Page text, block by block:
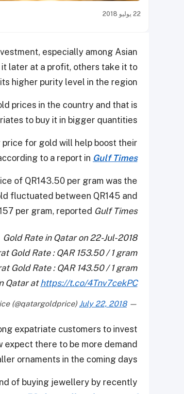
22 يوليو 2018
especially among Asian
later at a profit, others take it to
higher purity level in the region.
prices in the country and that is
to buy it in bigger quantities.
for gold will help boost their
to a report in Gulf Times
of QR143.50 per gram was the
fluctuated between QR145 and
per gram, reported Gulf Times
Gold Rate in Qatar on 22-Jul-2018
Gold Rate : QAR 153.50 / 1 gram
Gold Rate : QAR 143.50 / 1 gram
Qatar athttps://t.co/4Tnv7cekPC
— Qatar Gold Price (@qatargoldprice)
July 22, 2018
expatriate customers to invest
expect there to be more demand
ornaments in the coming days.
of buying jewellery by recently